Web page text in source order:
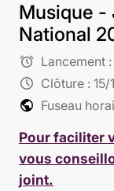
Musique -
National
alarm Lancement :
schedule Clôture : 15/
public Fuseau
Pour faciliter
vous
joint.